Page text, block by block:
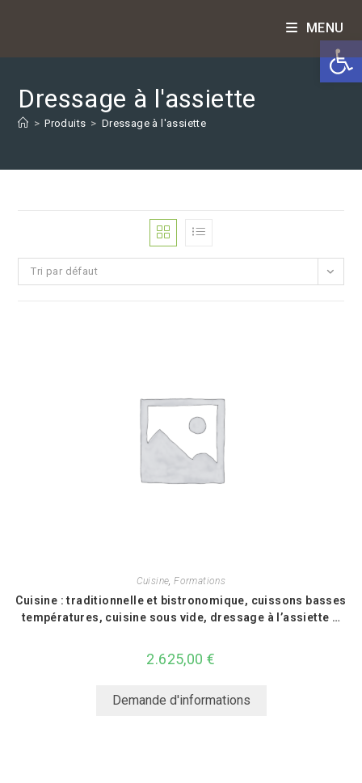
MENU
Dressage à l'assiette
> Produits > Dressage à l'assiette
Tri par défaut
Cuisine,Formations
Cuisine : traditionnelle et bistronomique, cuissons basses
températures, cuisine sous vide, dressage à l’assiette …
2.625,00€
Demande d'informations